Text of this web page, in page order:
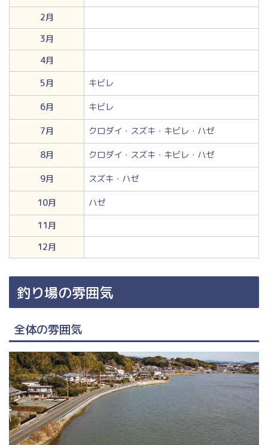
2月
3月
4月
5月
キビレ
6月
キビレ
7月
クロダイ・スズキ・キビレ・ハゼ
8月
クロダイ・スズキ・キビレ・ハゼ
9月
スズキ・ハゼ
10月
ハゼ
11月
12月
釣り場の雰囲気
全体の雰囲気